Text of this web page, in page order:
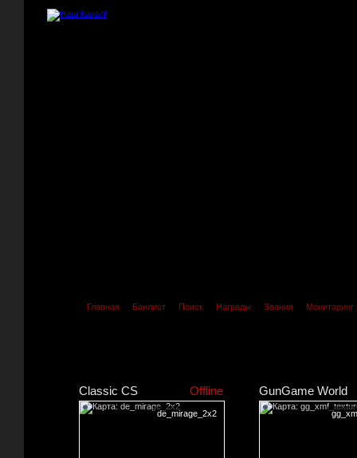
Главная Банлист Поиск Награды Звания Мониторинг
Classic CS Offline
de_mirage_2x2
GunGame World